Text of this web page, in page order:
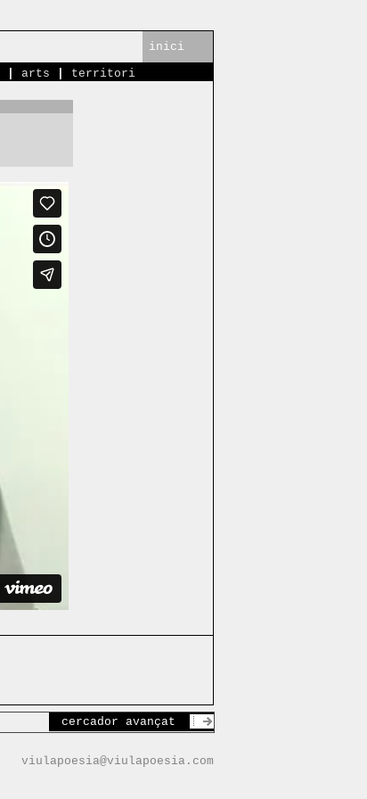
inici
arts territori
cercador avançat
viulapoesia@viulapoesia.com